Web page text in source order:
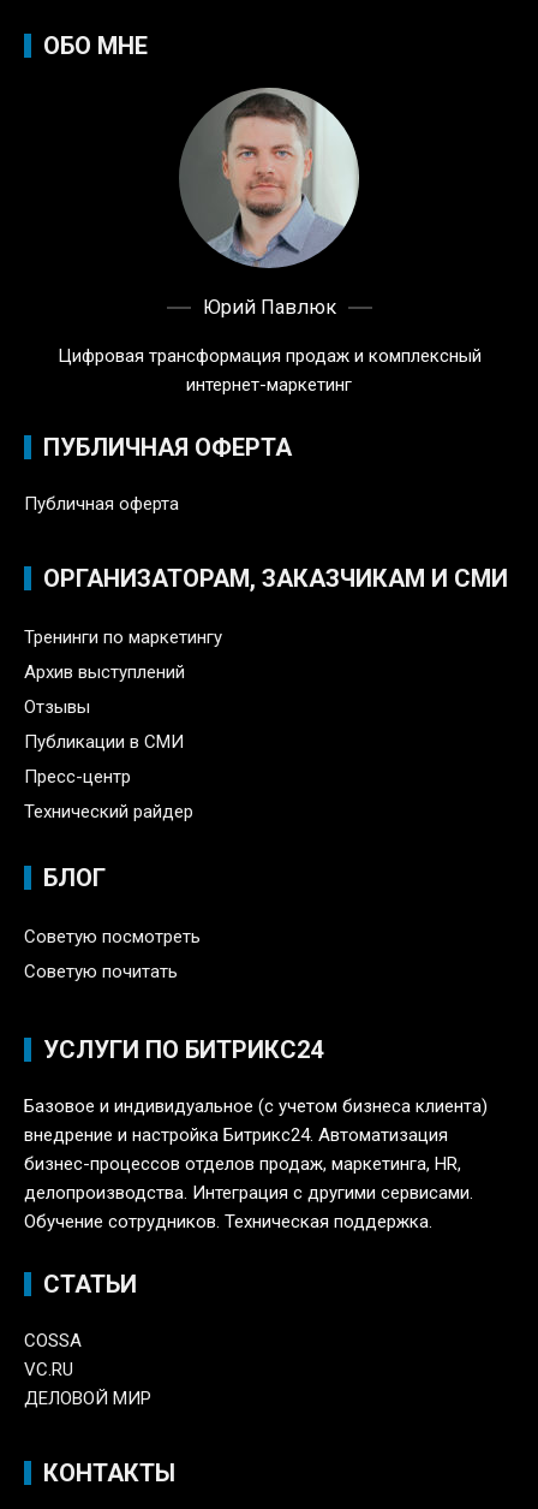
ОБО МНЕ
Юрий Павлюк
Цифровая трансформация продаж и комплексный
интернет-маркетинг
ПУБЛИЧНАЯ ОФЕРТА
Публичная оферта
ОРГАНИЗАТОРАМ, ЗАКАЗЧИКАМ И СМИ
Тренинги по маркетингу
Архив выступлений
Отзывы
Публикации в СМИ
Пресс-центр
Технический райдер
БЛОГ
Советую посмотреть
Советую почитать
УСЛУГИ ПО БИТРИКС24
Базовое и индивидуальное (с учетом бизнеса клиента)
внедрение и настройка Битрикс24. Автоматизация
бизнес-процессов отделов продаж, маркетинга, HR,
делопроизводства. Интеграция с другими сервисами.
Обучение сотрудников. Техническая поддержка.
СТАТЬИ
COSSA
VC.RU
ДЕЛОВОЙ МИР
КОНТАКТЫ